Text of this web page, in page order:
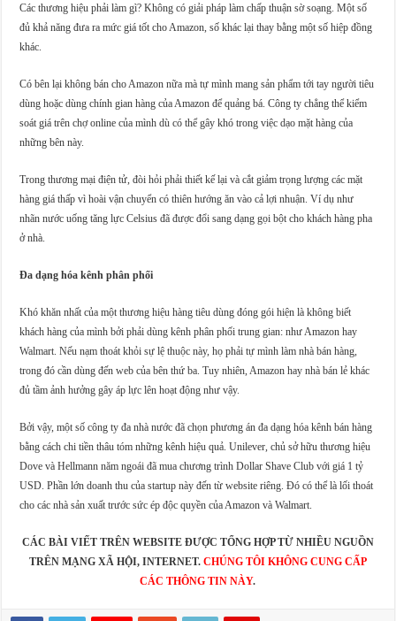
Các thương hiệu phải làm gì? Không có giải pháp làm chấp thuận sờ soạng. Một số
đủ khả năng đưa ra mức giá tốt cho Amazon, số khác lại thay bằng một số hiệp đồng
khác.
Có bên lại không bán cho Amazon nữa mà tự mình mang sản phẩm tới tay người tiêu
dùng hoặc dùng chính gian hàng của Amazon để quảng bá. Công ty chẳng thể kiểm
soát giá trên chợ online của mình dù có thể gây khó trong việc dạo mặt hàng của
những bên này.
Trong thương mại điện tử, đòi hỏi phải thiết kế lại và cắt giảm trọng lượng các mặt
hàng giá thấp vì hoài vận chuyển có thiên hướng ăn vào cả lợi nhuận. Ví dụ như
nhãn nước uống tăng lực Celsius đã được đổi sang dạng gọi bột cho khách hàng pha
ở nhà.
Đa dạng hóa kênh phân phối
Khó khăn nhất của một thương hiệu hàng tiêu dùng đóng gói hiện là không biết
khách hàng của mình bởi phải dùng kênh phân phối trung gian: như Amazon hay
Walmart. Nếu nạm thoát khỏi sự lệ thuộc này, họ phải tự mình làm nhà bán hàng,
trong đó cần dùng đến web của bên thứ ba. Tuy nhiên, Amazon hay nhà bán lẻ khác
đủ tầm ảnh hưởng gây áp lực lên hoạt động như vậy.
Bởi vậy, một số công ty đa nhà nước đã chọn phương án đa dạng hóa kênh bán hàng
bằng cách chi tiền thâu tóm những kênh hiệu quả. Unilever, chủ sở hữu thương hiệu
Dove và Hellmann năm ngoái đã mua chương trình Dollar Shave Club với giá 1 tỷ
USD. Phần lớn doanh thu của startup này đến từ website riêng. Đó có thể là lối thoát
cho các nhà sản xuất trước sức ép độc quyền của Amazon và Walmart.
CÁC BÀI VIẾT TRÊN WEBSITE ĐƯỢC TỔNG HỢP TỪ NHIỀU NGUỒN
TRÊN MẠNG XÃ HỘI, INTERNET. CHÚNG TÔI KHÔNG CUNG CẤP
CÁC THÔNG TIN NÀY.